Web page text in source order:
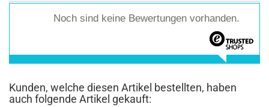
Noch sind keine Bewertungen vorhanden.
Kunden, welche diesen Artikel bestellten, haben
auch folgende Artikel gekauft: